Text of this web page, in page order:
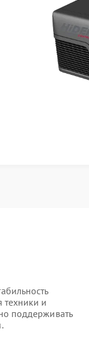
техники и
поддерживать